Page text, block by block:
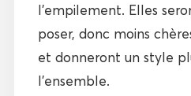
l’empilement. Elles
poser, donc moins
et donneront un style
l’ensemble.